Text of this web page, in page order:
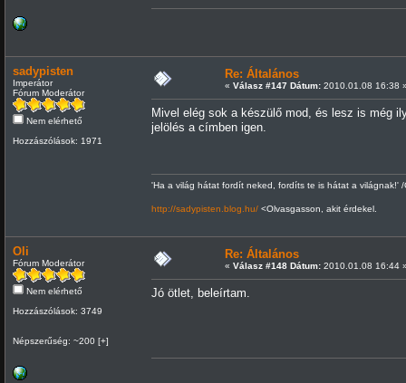
sadypisten
Imperátor
Fórum Moderátor
Nem elérhető
Hozzászólások: 1971
Re: Általános
« Válasz #147 Dátum:2010.01.08 16:38
Mivel elég sok a készülő mod, és lesz is még
jelölés a címben igen.
'Ha a világ hátat fordít neked, fordíts te is hátat a világnak!' /
http://sadypisten.blog.hu/<Olvasgasson, akit érdekel.
Oli
Fórum Moderátor
Nem elérhető
Hozzászólások: 3749
Népszerűség: ~200 [+]
Re: Általános
« Válasz #148 Dátum:2010.01.08 16:44
Jó ötlet, beleírtam.